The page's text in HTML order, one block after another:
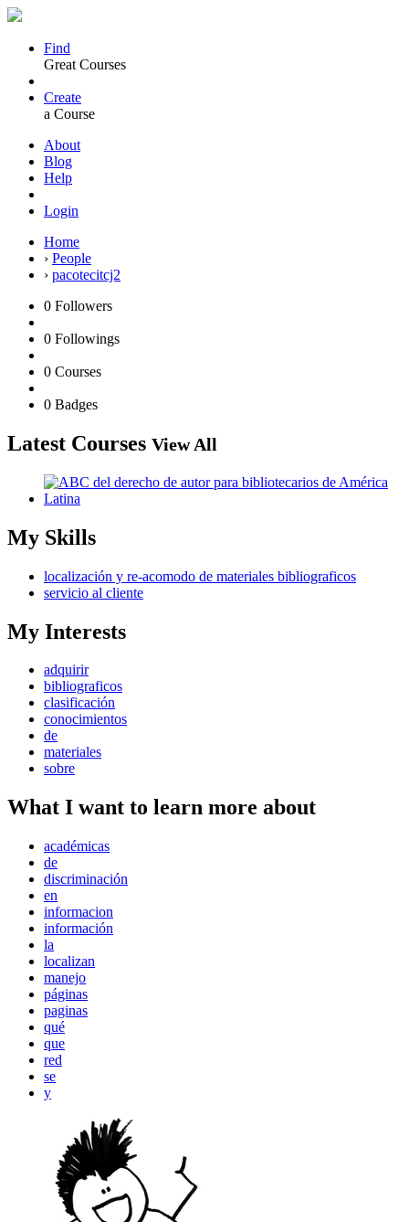
Find
Great Courses
Create
a Course
About
Blog
Help
Login
Home
› People
› pacotecitcj2
0 Followers
0 Followings
0 Courses
0 Badges
Latest Courses View All
My Skills
localización y re-acomodo de materiales bibliograficos
servicio al cliente
My Interests
adquirir
bibliograficos
clasificación
conocimientos
de
materiales
sobre
What I want to learn more about
académicas
de
discriminación
en
informacion
información
la
localizan
manejo
páginas
paginas
qué
que
red
se
y